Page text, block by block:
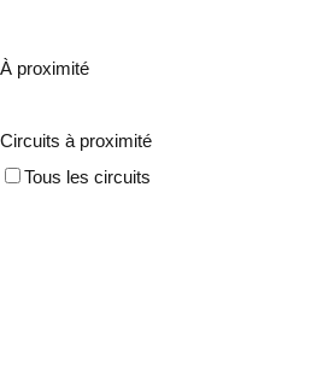
À proximité
Circuits à proximité
Tous les circuits